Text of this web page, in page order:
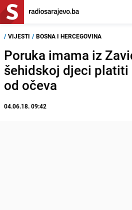
/ VIJESTI / BOSNA I HERCEGOVINA
Poruka imama iz
šehidskoj djeci
od očeva
04.06.18. 09:42